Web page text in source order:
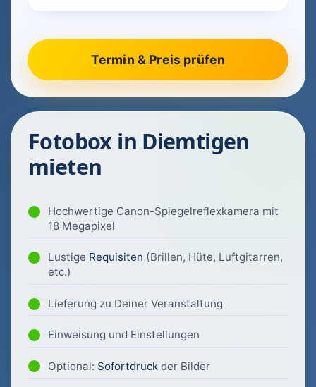
Fotobox in Diemtigen
mieten
Hochwertige Canon-Spiegelreflexkamera mit
18 Megapixel
Lustige Requisiten (Brillen, Hüte, Luftgitarren,
etc.)
Lieferung zu Deiner Veranstaltung
Einweisung und Einstellungen
Optional: Sofortdruck der Bilder